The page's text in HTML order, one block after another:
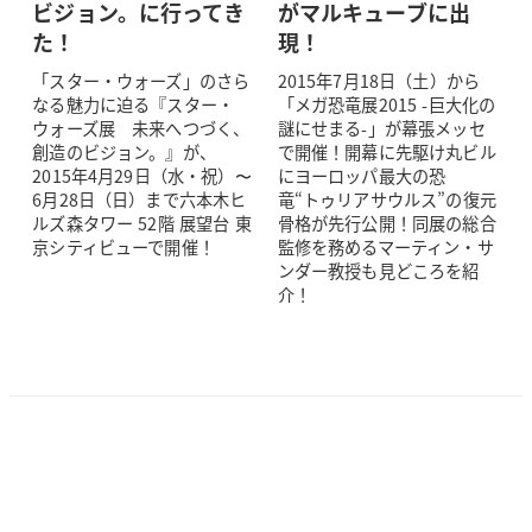
ビジョン。に行ってき
た！
「スター・ウォーズ」のさら
なる魅力に迫る『スター・
ウォーズ展 未来へつづく、
創造のビジョン。』が、
2015年4月29日（水・祝）〜
6月28日（日）まで六本木ヒ
ルズ森タワー 52階 展望台 東
京シティビューで開催！
がマルキューブに出
現！
2015年7月18日（土）から
「メガ恐竜展2015 -巨大化の
謎にせまる-」が幕張メッセ
で開催！開幕に先駆け丸ビル
にヨーロッパ最大の恐
竜“トゥリアサウルス”の復元
骨格が先行公開！同展の総合
監修を務めるマーティン・サ
ンダー教授も見どころを紹
介！